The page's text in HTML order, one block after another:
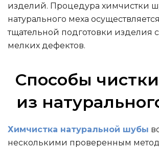
изделий. Процедура химчистки
натурального меха
тщательной подготовки изделия
мелких дефектов.
Способы
из
Химчистка натуральной шубы
несколькими проверенным